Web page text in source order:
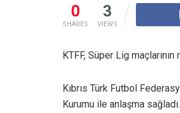
0
SHARES
3
VIEWS
KTFF, Süper Lig
Kıbrıs Türk Futbol
Kurumu ile anlaşma sağladı.